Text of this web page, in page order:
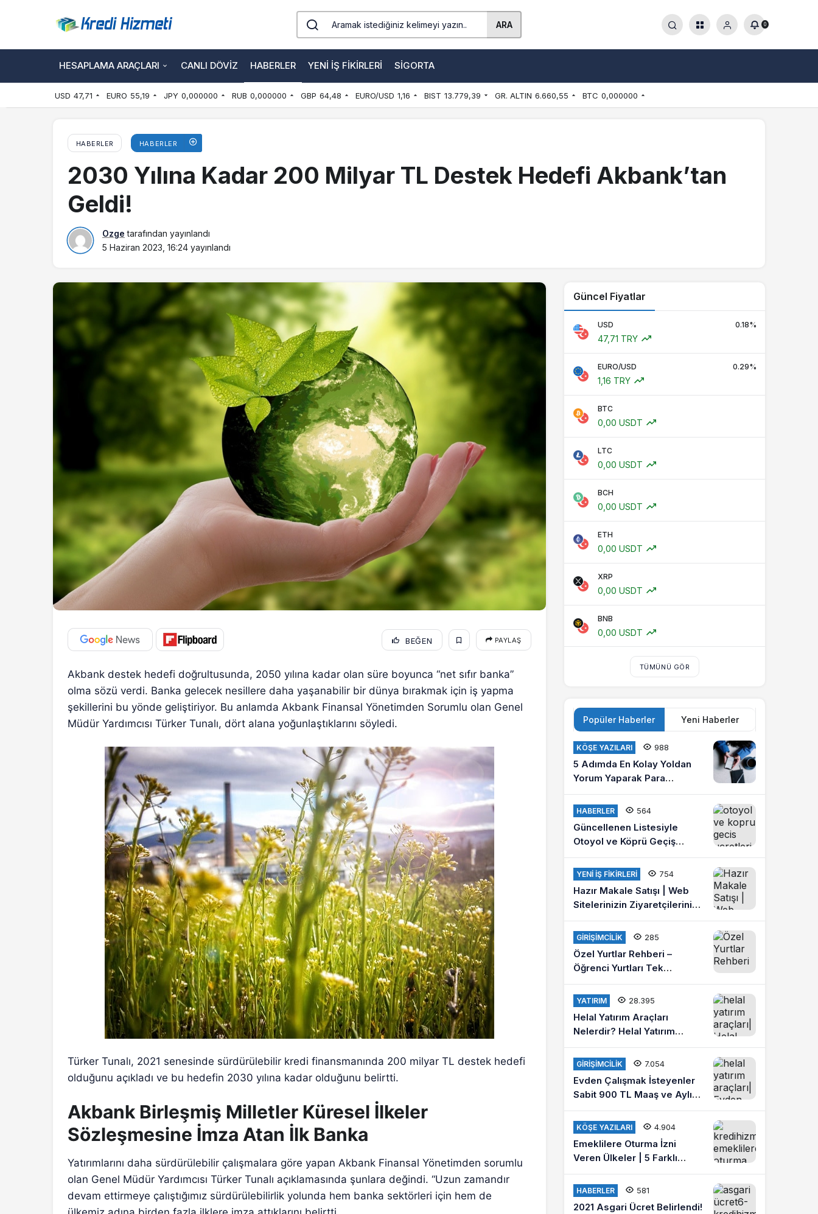
ARA 0
HESAPLAMA ARAÇLARI CANLI DÖVIZ HABERLER YENI İŞ FIKIRLERI SIGORTA
USD 47,71 EURO 55,19 JPY 0,000000 RUB 0,000000 GBP 64,48 EURO/USD 1,16 BIST 13.779,39 GR. ALTIN 6.660,55 BTC 0,000000
HABERLER HABERLER
2030 Yılına Kadar 200 Milyar TL Destek Hedefi Akbank’tan
Geldi!
Ozge tarafından yayınlandı
5 Haziran 2023, 16:24 yayınlandı
BEĞEN PAYLAŞ
Akbank destek hedefi doğrultusunda, 2050 yılına kadar olan süre boyunca “net sıfır banka”
olma sözü verdi. Banka gelecek nesillere daha yaşanabilir bir dünya bırakmak için iş yapma
şekillerini bu yönde geliştiriyor. Bu anlamda Akbank Finansal Yönetimden Sorumlu olan Genel
Müdür Yardımcısı Türker Tunalı, dört alana yoğunlaştıklarını söyledi.
Türker Tunalı, 2021 senesinde sürdürülebilir kredi finansmanında 200 milyar TL destek hedefi
olduğunu açıkladı ve bu hedefin 2030 yılına kadar olduğunu belirtti.
Akbank Birleşmiş Milletler Küresel İlkeler
Sözleşmesine İmza Atan İlk Banka
Yatırımlarını daha sürdürülebilir çalışmalara göre yapan Akbank Finansal Yönetimden sorumlu
olan Genel Müdür Yardımcısı Türker Tunalı açıklamasında şunlara değindi. “Uzun zamandır
devam ettirmeye çalıştığımız sürdürülebilirlik yolunda hem banka sektörleri için hem de
Güncel Fiyatlar
USD 0.18%
47,71 TRY
EURO/USD 0.29%
1,16 TRY
BTC
0,00 USDT
LTC
0,00 USDT
BCH
0,00 USDT
ETH
0,00 USDT
XRP
0,00 USDT
BNB
0,00 USDT
TÜMÜNÜ GÖR
Popüler Haberler Yeni Haberler
KÖŞE YAZILARI 988
5 Adımda En Kolay Yoldan
Yorum Yaparak Para
Kazanma
HABERLER 564
Güncellenen Listesiyle
Otoyol ve Köprü Geçiş
Ücretleri 2021
YENI İŞ FIKIRLERI 754
Hazır Makale Satışı | Web
Sitelerinizin Ziyaretçilerini
Arttırın
GIRIŞIMCILIK 285
Özel Yurtlar Rehberi –
Öğrenci Yurtları Tek
Platformda
YATIRIM 28.395
Helal Yatırım Araçları
Nelerdir? Helal Yatırım
Yapmak İstiyorum Diyenlere
Tavsiyeler?
GIRIŞIMCILIK 7.054
Evden Çalışmak İsteyenler
Sabit 900 TL Maaş ve Aylık
4 Bin Lira Kazanmak İster
misiniz?
KÖŞE YAZILARI 4.904
Emeklilere Oturma İzni
Veren Ülkeler | 5 Farklı
Ülkede Emeklilik Hayatı
Yaşayın
HABERLER 581
2021 Asgari Ücret Belirlendi!